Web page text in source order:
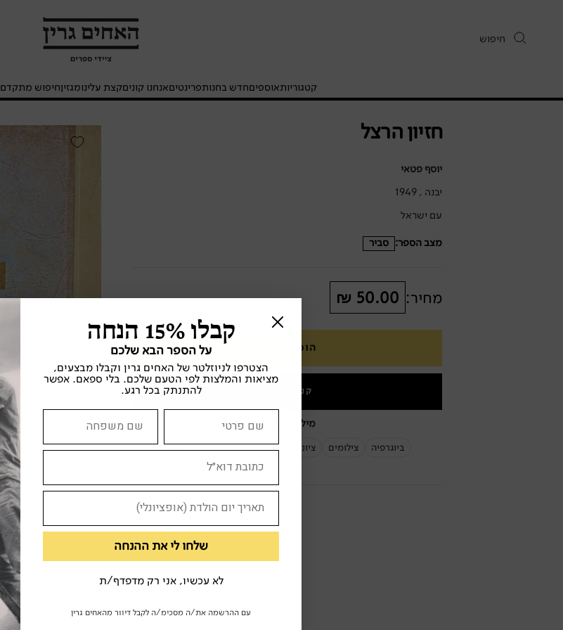
האחים
גרין
ספרים
קטגוריותאוספיםחדש בחנותפרינטיםאנחנו קוניםקצת עלינומגזיןחיפוש מתקדם
חזיון הרצל
יוסף פטאי
יבנה , 1949
עם ישראל
מצב הספר: סביר
מחיר: 50.00 ₪
הוספה לסל
קנה עכשיו
מילות מפתח:
ביוגרפיה צילומים ציונות גרמניה יהודים מנהיגות
קבלו 15% הנחה
על הספר הבא שלכם
הצטרפו לניוזלטר של האחים גרין וקבלו מבצעים,
מציאות והמלצות לפי הטעם שלכם. בלי ספאם. אפשר
להתנתק בכל רגע.
שלחו לי את ההנחה
לא עכשיו, אני רק מדפדף/ת
עם ההרשמה את/ה מסכימ/ה לקבל דיוור מהאחים גרין